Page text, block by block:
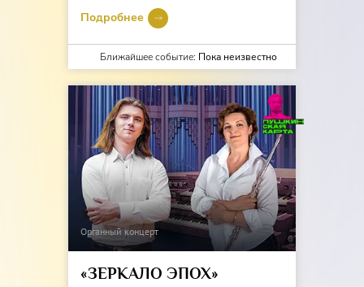
Подробнее
Ближайшее событие: Пока неизвестно
Органный концерт
«ЗЕРКАЛО ЭПОХ»